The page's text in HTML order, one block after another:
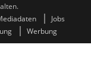
Jobs
Werbung